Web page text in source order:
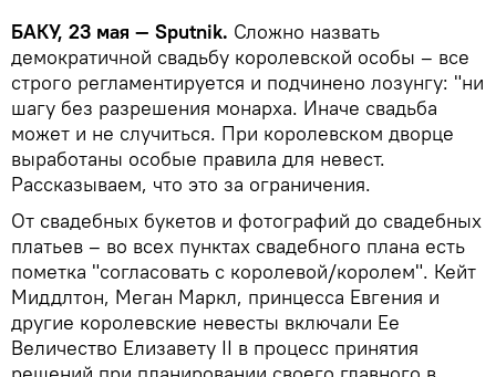
БАКУ, 23 мая — Sputnik. Сложно назвать
демократичной свадьбу королевской особы – все
строго регламентируется и подчинено лозунгу: "ни
шагу без разрешения монарха. Иначе свадьба
может и не случиться. При королевском дворце
выработаны особые правила для невест.
Рассказываем, что это за ограничения.
От свадебных букетов и фотографий до свадебных
платьев – во всех пунктах свадебного плана есть
пометка "согласовать с королевой/королем". Кейт
Миддлтон, Меган Маркл, принцесса Евгения и
другие королевские невесты включали Ее
Величество Елизавету II в процесс принятия